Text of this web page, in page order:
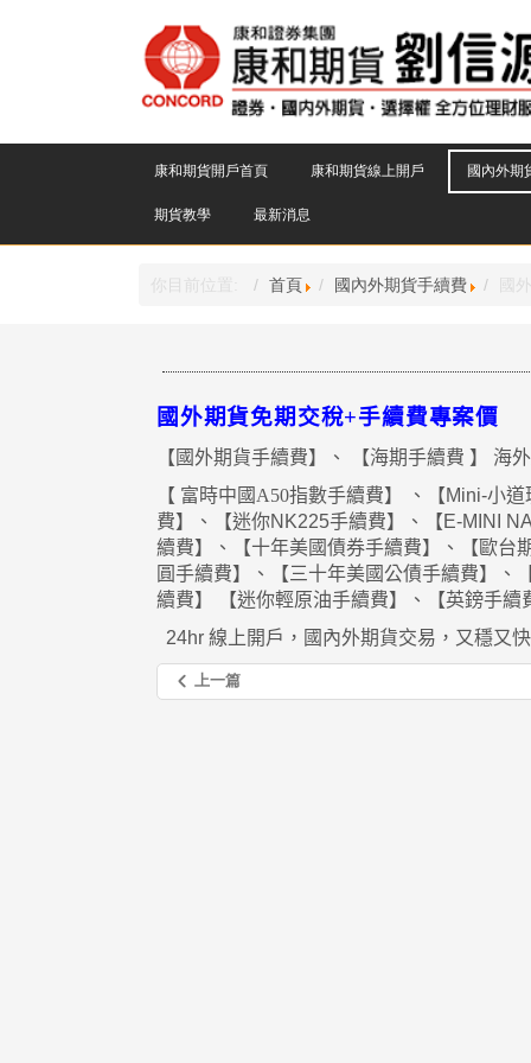
康和期貨開戶首頁 康和期貨線上開戶 國內外期
期貨教學 最新消息
你目前位置: 首頁 國內外期貨手續費 國
國外期貨免期交稅+手續費專案價
【國外期貨手續費】、 【海期手續費 】 海
【 富時中國 A50指數手續費】 、 【Mini-小道
費】、【迷你NK225手續費】、【E-MINI
續費】、【十年美國債券手續費】、【歐台
圓手續費】、【三十年美國公債手續費】、
續費】
【迷你輕原油手續費】、【英鎊手
24hr 線上開戶，國內外期貨交易，又穩又
上一篇